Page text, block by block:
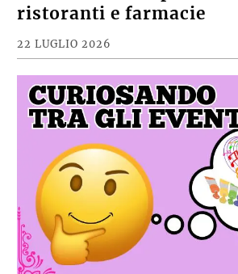
ristoranti e farmacie
22 LUGLIO 2026